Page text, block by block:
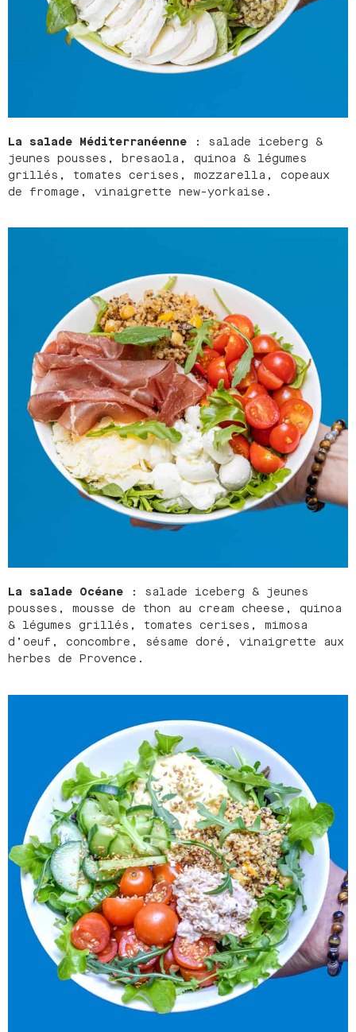
La salade Méditerranéenne : salade iceberg &
jeunes pousses, bresaola, quinoa & légumes
grillés, tomates cerises, mozzarella, copeaux
de fromage, vinaigrette new-yorkaise.
La salade Océane : salade iceberg & jeunes
pousses, mousse de thon au cream cheese, quinoa
& légumes grillés, tomates cerises, mimosa
d’oeuf, concombre, sésame doré, vinaigrette aux
herbes de Provence.